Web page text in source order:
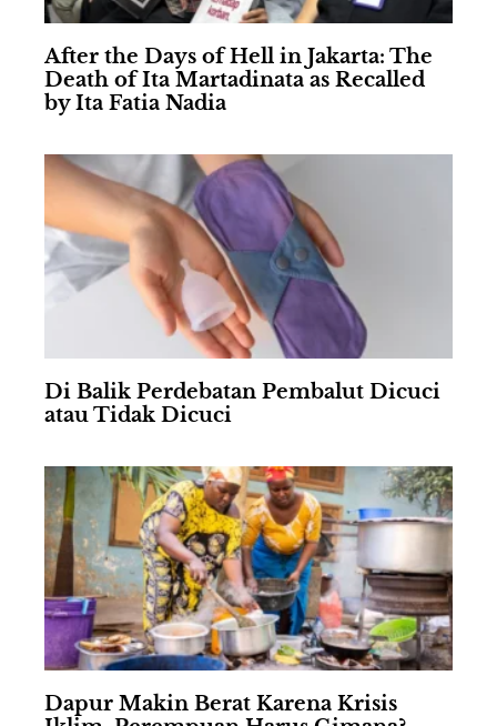
After the Days of Hell in Jakarta: The
Death of Ita Martadinata as Recalled
by Ita Fatia Nadia
Di Balik Perdebatan Pembalut Dicuci
atau Tidak Dicuci
Dapur Makin Berat Karena Krisis